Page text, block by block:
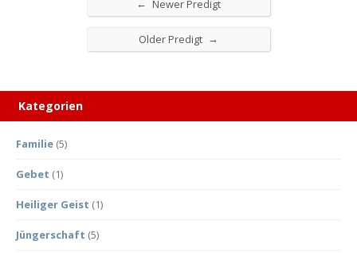
← Newer Predigt
Older Predigt →
Kategorien
Familie (5)
Gebet (1)
Heiliger Geist (1)
Jüngerschaft (5)